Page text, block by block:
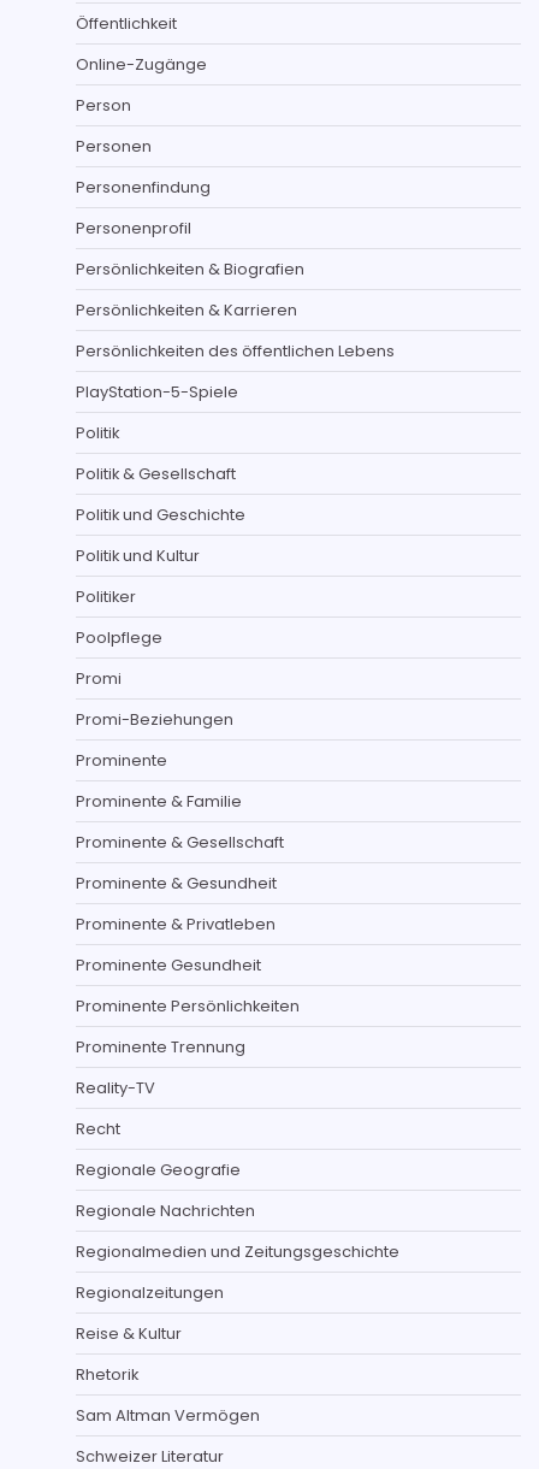
Öffentlichkeit
Online-Zugänge
Person
Personen
Personenfindung
Personenprofil
Persönlichkeiten & Biografien
Persönlichkeiten & Karrieren
Persönlichkeiten des öffentlichen Lebens
PlayStation-5-Spiele
Politik
Politik & Gesellschaft
Politik und Geschichte
Politik und Kultur
Politiker
Poolpflege
Promi
Promi-Beziehungen
Prominente
Prominente & Familie
Prominente & Gesellschaft
Prominente & Gesundheit
Prominente & Privatleben
Prominente Gesundheit
Prominente Persönlichkeiten
Prominente Trennung
Reality-TV
Recht
Regionale Geografie
Regionale Nachrichten
Regionalmedien und Zeitungsgeschichte
Regionalzeitungen
Reise & Kultur
Rhetorik
Sam Altman Vermögen
Schweizer Literatur